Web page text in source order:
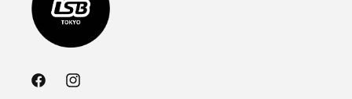
FacebookInstagram